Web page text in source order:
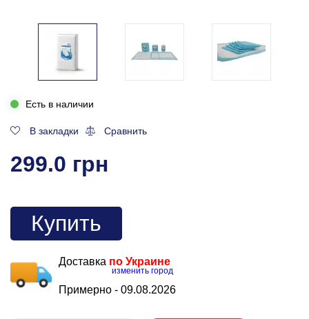
Есть в наличии
В закладки Сравнить
299.0 грн
Купить
Доставка по Украине
изменить город
Примерно - 09.08.2026